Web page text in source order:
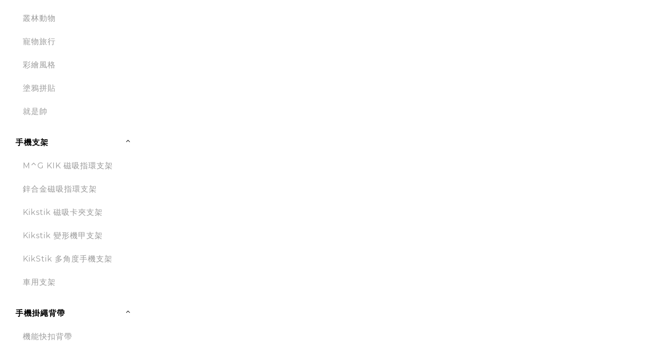
叢林動物
寵物旅行
彩繪風格
塗鴉拼貼
就是帥
手機支架
M⌃G KIK 磁吸指環支架
鋅合金磁吸指環支架
Kikstik 磁吸卡夾支架
Kikstik 變形機甲支架
KikStik 多角度手機支架
車用支架
手機掛繩背帶
機能快扣背帶